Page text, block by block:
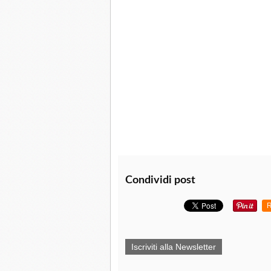
Condividi post
Iscriviti alla Newsletter